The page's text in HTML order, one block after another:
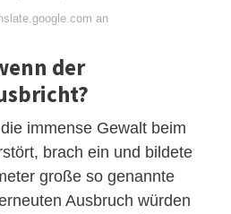
an
der
immense Gewalt beim
brach ein und bildete
große so genannte
Ausbruch würden